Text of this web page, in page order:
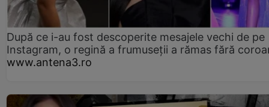
După ce i-au fost descoperite mesajele vechi de pe
Instagram, o regină a frumuseții a rămas fără
www.antena3.ro